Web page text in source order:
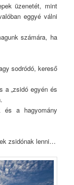
üzenetét, mint
eggyé válni
számára, ha
sodródó, kereső
a „zsidó egyén és
és a hagyomány
zsidónak lenni…